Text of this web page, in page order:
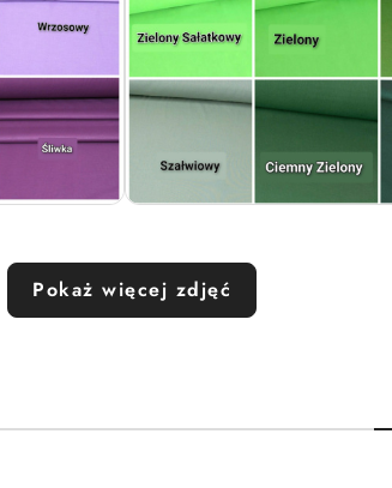
Pokaż więcej zdjęć